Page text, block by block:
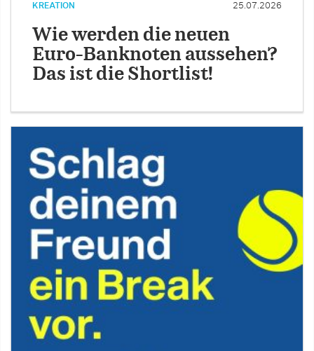
KREATION 25.07.2026
Wie werden die neuen
Euro-Banknoten aussehen?
Das ist die Shortlist!